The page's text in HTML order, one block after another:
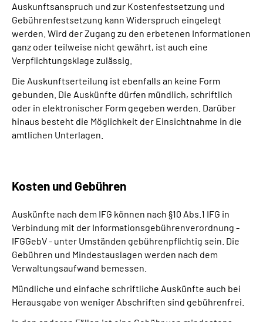
Auskunftsanspruch und zur Kostenfestsetzung und
Gebührenfestsetzung kann Widerspruch eingelegt
werden. Wird der Zugang zu den erbetenen Informationen
ganz oder teilweise nicht gewährt, ist auch eine
Verpflichtungsklage zulässig.
Die Auskunftserteilung ist ebenfalls an keine Form
gebunden. Die Auskünfte dürfen mündlich, schriftlich
oder in elektronischer Form gegeben werden. Darüber
hinaus besteht die Möglichkeit der Einsichtnahme in die
amtlichen Unterlagen.
Kosten und Gebühren
Auskünfte nach dem IFG können nach §10 Abs.1 IFG in
Verbindung mit der Informationsgebührenverordnung -
IFGGebV - unter Umständen gebührenpflichtig sein. Die
Gebühren und Mindestauslagen werden nach dem
Verwaltungsaufwand bemessen.
Mündliche und einfache schriftliche Auskünfte auch bei
Herausgabe von weniger Abschriften sind gebührenfrei.